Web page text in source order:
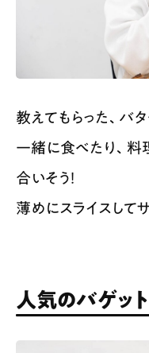
教えてもらった、バ
一緒に食べたり、料
合いそう！
薄めにスライスして
人気のバゲッ